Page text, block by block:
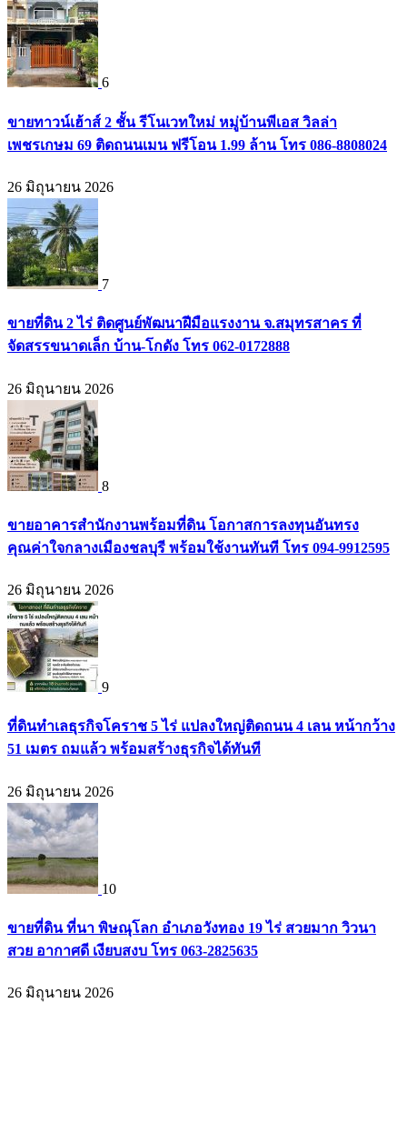
6
ขายทาวน์เฮ้าส์ 2 ชั้น รีโนเวทใหม่ หมู่บ้านพีเอส วิลล่า
เพชรเกษม 69 ติดถนนเมน ฟรีโอน 1.99 ล้าน โทร 086-8808024
26 มิถุนายน 2026
7
ขายที่ดิน 2 ไร่ ติดศูนย์พัฒนาฝีมือแรงงาน จ.สมุทรสาคร ที่
จัดสรรขนาดเล็ก บ้าน-โกดัง โทร 062-0172888
26 มิถุนายน 2026
8
ขายอาคารสำนักงานพร้อมที่ดิน โอกาสการลงทุนอันทรง
คุณค่าใจกลางเมืองชลบุรี พร้อมใช้งานทันที โทร 094-9912595
26 มิถุนายน 2026
9
ที่ดินทำเลธุรกิจโคราช 5 ไร่ แปลงใหญ่ติดถนน 4 เลน หน้ากว้าง
51 เมตร ถมแล้ว พร้อมสร้างธุรกิจได้ทันที
26 มิถุนายน 2026
10
ขายที่ดิน ที่นา พิษณุโลก อำเภอวังทอง 19 ไร่ สวยมาก วิวนา
สวย อากาศดี เงียบสงบ โทร 063-2825635
26 มิถุนายน 2026